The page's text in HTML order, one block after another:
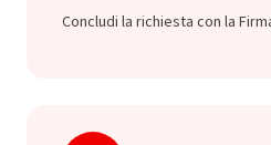
Concludi la richiesta con la